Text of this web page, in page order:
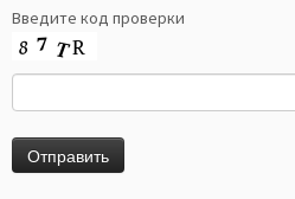
Введите код проверки